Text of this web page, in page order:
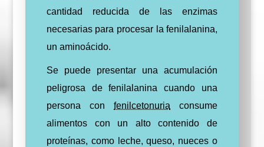
cantidad reducida de las enzimas
necesarias para procesar la fenilalanina,
un aminoácido.
Se puede presentar una acumulación
peligrosa de fenilalanina cuando una
persona confenilcetonuria consume
alimentos con un alto contenido de
proteínas, como leche, queso, nueces o